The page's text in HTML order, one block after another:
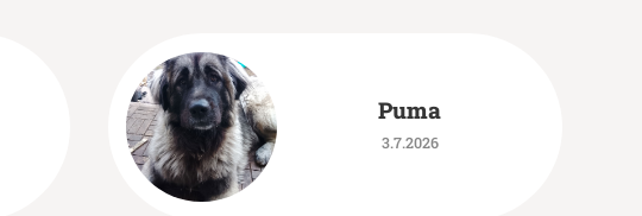
Puma
3.7.2026